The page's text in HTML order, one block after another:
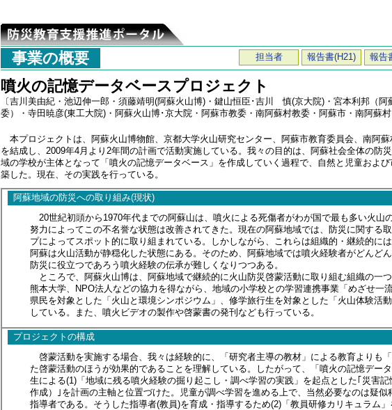
事業の概要 担当者 報告書(H21) 報告
噴火の記憶データベースプロジェクト
〔吉川美由紀・池辺伸一郎・須藤靖明(阿蘇火山博)・鍵山恒臣･吉川 慎(京大院)・宮本利邦（
委）・寺田暁彦(東工大院)・阿蘇火山博･京大院・阿蘇市教委・南阿蘇村教委・阿蘇市・南阿蘇村
本プロジェクトは、阿蘇火山博物館、京都大学火山研究センター、阿蘇市教育委員会、南阿
を結成し、2009年4月より2年間の計画で活動実施している。我々の目的は、阿蘇社会全体の防
域の学校が主体となって「噴火の記憶データベース」を作成していく過程で、自然と児童およ
築した。現在、その実践を行っている。
阿蘇地域の防災への取り組み(現状)
20世紀初頭から1970年代までの阿蘇山は、噴火による死傷者がわが国で最も多い火山
努力によってこの不名誉な状態は改善されてきた。現在の阿蘇地域では、防災に関する
プによってスポット的に取り組まれている。しかしながら、これらは組織的・継続的に
阿蘇は火山活動が静穏化した状態にある。そのため、阿蘇地域では噴火経験者がどんど
防災に役立つであろう噴火経験の伝承が難しくなりつつある。
ところで、阿蘇火山博は、阿蘇地域で継続的に火山防災啓蒙活動に取り組む組織の一
熊本大学、NPO法人などの協力を得ながら、地域の小学校との学習連携事業「めざせ一
県民を対象とした「火山と環境シンポジウム」、修学旅行生を対象とした「火山体験活
している。また、噴火ビデオの製作や啓蒙書の発刊なども行っている。
プロジェクトの構成
啓蒙活動を実施する場合、我々は経験的に、「研究者主導の教材」による教育よりも
た啓蒙活動のほうが効果的であることを理解している。したがって、「噴火の記憶デー
生による(1)「地域に残る噴火経験の掘り起こし・調べ学習の実践」を起点とした｢災害
作成）｣を計画の主軸と位置づけた。児童が調べ学習を進める上で、当然必要なのは疑似
指導者である。そうした指導者(教員)を育成・指導するため(2)「教員研修カリキュラム